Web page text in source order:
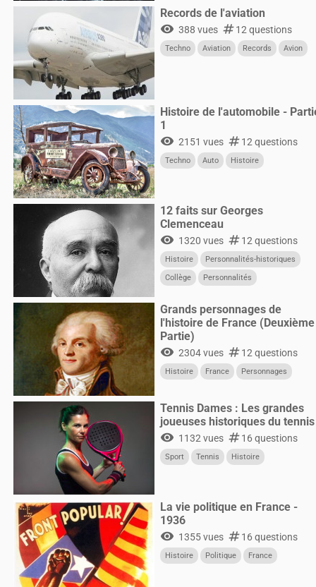
Records de l'aviation
visibility 388 vues numbers12 questions
Techno Aviation Records Avion
Histoire de l'automobile -
1
visibility 2151 vues numbers12 questions
Techno Auto Histoire
12 faits sur Georges
Clemenceau
visibility 1320 vues numbers12 questions
Histoire
Personnalités-historiques
Collège
Personnalités
Grands personnages de
l'histoire de France (Deuxième
Partie)
visibility 2304 vues numbers12 questions
Histoire France Personnages
Tennis Dames : Les grandes
joueuses historiques du tennis
visibility 1132 vues numbers16 questions
Sport Tennis Histoire
La vie politique en France -
1936
visibility 1355 vues numbers16 questions
Histoire Politique France